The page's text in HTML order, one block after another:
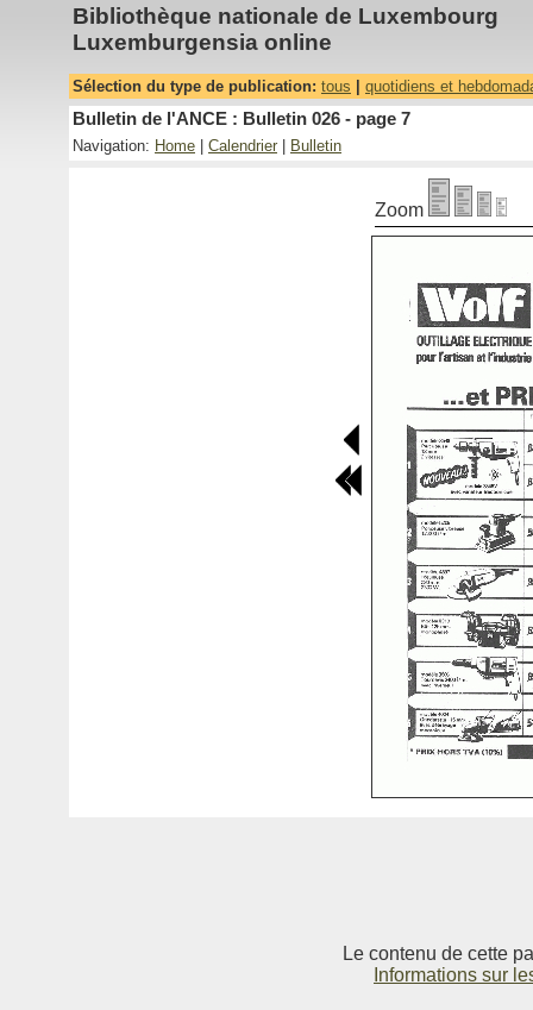
Bibliothèque nationale de Luxembourg
Luxemburgensia online
Sélection du type de publication: tous quotidiens et
Bulletin de l'ANCE : Bulletin 026 - page 7
Navigation: Home Calendrier Bulletin
Zoom
Le contenu de cette
Informations sur